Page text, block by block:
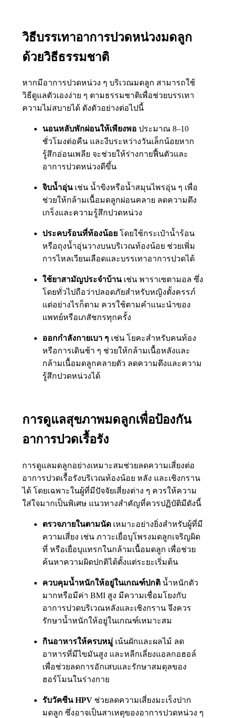
วิธีบรรเทาอาการปวดหน่วงมดลูก
ด้วยวิธีธรรมชาติ
หากมีอาการปวดหน่วง ๆ บริเวณมดลูก สามารถใช้
วิธีดูแลตัวเองง่าย ๆ ตามธรรมชาติเพื่อช่วยบรรเทา
ความไม่สบายได้ ดังตัวอย่างต่อไปนี้
นอนหลับพักผ่อนให้เพียงพอ ประมาณ 8–10
ชั่วโมงต่อคืน และงีบระหว่างวันเล็กน้อยหาก
รู้สึกอ่อนเพลีย จะช่วยให้ร่างกายฟื้นตัวและ
อาการปวดหน่วงดีขึ้น
จิบน้ำอุ่น เช่น น้ำขิงหรือน้ำสมุนไพรอุ่น ๆ เพื่อ
ช่วยให้กล้ามเนื้อมดลูกผ่อนคลาย ลดความตึง
เกร็งและความรู้สึกปวดหน่วง
ประคบร้อนที่ท้องน้อยโดยใช้กระเป๋าน้ำร้อน
หรือถุงน้ำอุ่นวางบนบริเวณท้องน้อย ช่วยเพิ่ม
การไหลเวียนเลือดและบรรเทาอาการปวดได้
ใช้ยาสามัญประจำบ้านเช่น พาราเซตามอล ซึ่ง
โดยทั่วไปถือว่าปลอดภัยสำหรับหญิงตั้งครรภ์
แต่อย่างไรก็ตาม ควรใช้ตามคำแนะนำของ
แพทย์หรือเภสัชกรทุกครั้ง
ออกกำลังกายเบา ๆ เช่น โยคะสำหรับคนท้อง
หรือการเดินช้า ๆ ช่วยให้กล้ามเนื้อหลังและ
กล้ามเนื้อมดลูกคลายตัว ลดความตึงและความ
รู้สึกปวดหน่วงได้
การดูแลสุขภาพมดลูกเพื่อป้องกัน
อาการปวดเรื้อรัง
การดูแลมดลูกอย่างเหมาะสมช่วยลดความเสี่ยงต่อ
อาการปวดเรื้อรังบริเวณท้องน้อย หลัง และเชิงกราน
ได้ โดยเฉพาะในผู้ที่มีปัจจัยเสี่ยงต่าง ๆ ควรให้ความ
ใส่ใจมากเป็นพิเศษ แนวทางสำคัญที่ควรปฏิบัติมีดังนี้
ตรวจภายในตามนัด เหมาะอย่างยิ่งสำหรับผู้ที่มี
ความเสี่ยง เช่น ภาวะเยื่อบุโพรงมดลูกเจริญผิด
ที่ หรือเยื่อบุแทรกในกล้ามเนื้อมดลูก เพื่อช่วย
ค้นหาความผิดปกติได้ตั้งแต่ระยะเริ่มต้น
ควบคุมน้ำหนักให้อยู่ในเกณฑ์ปกติน้ำหนักตัว
มากหรือมีค่า BMI สูง มีความเชื่อมโยงกับ
อาการปวดบริเวณหลังและเชิงกราน จึงควร
รักษาน้ำหนักให้อยู่ในเกณฑ์เหมาะสม
กินอาหารให้ครบหมู่เน้นผักและผลไม้ ลด
อาหารที่มีไขมันสูง และหลีกเลี่ยงแอลกอฮอล์
เพื่อช่วยลดการอักเสบและรักษาสมดุลของ
ฮอร์โมนในร่างกาย
รับวัคซีน HPVช่วยลดความเสี่ยงมะเร็งปาก
มดลูก ซึ่งอาจเป็นสาเหตุของอาการปวดหน่วง ๆ